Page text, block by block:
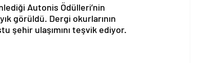
Autonis Ödülleri’nin
görüldü. Dergi okurlarının
şehir ulaşımını teşvik ediyor.